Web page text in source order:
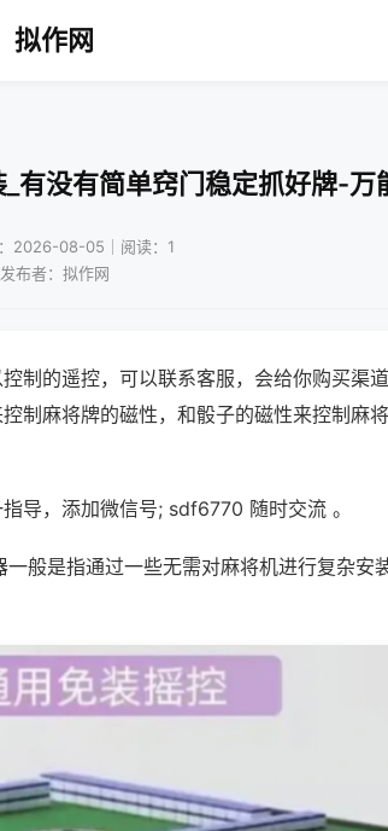
拟作网
有没有简单窍门稳定抓好牌-万
2026-08-05｜阅读：1
发布者：拟作网
制的遥控，可以联系客服，会给你购买渠
制麻将牌的磁性，和骰子的磁性来控制麻
导，添加微信号; sdf6770 随时交流 。
般是指通过一些无需对麻将机进行复杂安